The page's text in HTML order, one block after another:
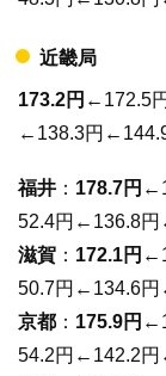
近畿局
173.2円 ←172.5
←138.3円
福井 ： 178.7円
52.4円←136.8円
滋賀 ： 172.1円
50.7円←134.6円
京都 ： 175.9円
54.2円←142.2円